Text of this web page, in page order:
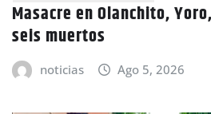
Masacre en Olanchito,
seis muertos
noticias Ago 5, 2026